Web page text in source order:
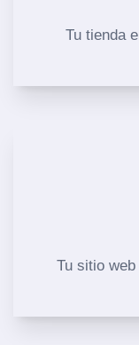
Tu tienda
Tu sitio